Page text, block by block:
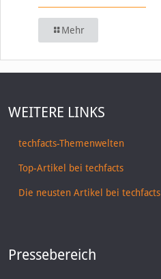
Mehr
WEITERE LINKS
techfacts-Themenwelten
Top-Artikel bei techfacts
Die neusten Artikel bei techfacts
Pressebereich